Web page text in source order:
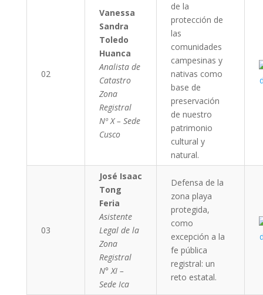
02
Vanessa
Sandra
Toledo
Huanca
Analista de
Catastro
Zona
Registral
Nº X – Sede
Cusco
de la
protección de
las
comunidades
campesinas y
nativas como
base de
preservación
de nuestro
patrimonio
cultural y
natural.
03
José Isaac
Tong
Feria
Asistente
Legal de la
Zona
Registral
N° XI –
Sede Ica
Defensa de la
zona playa
protegida,
como
excepción a la
fe pública
registral: un
reto estatal.